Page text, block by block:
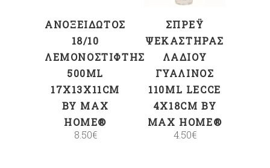
ΑΝΟΞΕΊΔΩΤΟΣ
18/10
ΛΕΜΟΝΟΣΤΊΦΤΗΣ
500ML
17X13X11CM
BY MAX
HOME®
8.50€
ΣΠΡΈΥ
ΨΕΚΑΣΤΉΡΑΣ
ΛΑΔΙΟΎ
ΓΥΆΛΙΝΟΣ
110ML LECCE
4X18CM BY
MAX HOME®
4.50€